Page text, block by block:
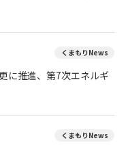
くまもりNews
に推進、第7次エネルギ
くまもりNews